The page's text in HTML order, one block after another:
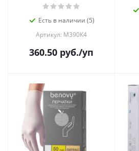
Есть в наличии (5)
Артикул: М390К4
360.50 руб./уп